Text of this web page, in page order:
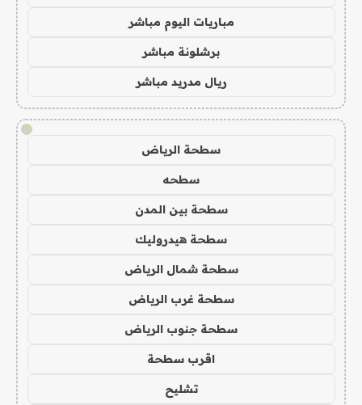
مباريات اليوم مباشر
برشلونة مباشر
ريال مدريد مباشر
!
سطحة الرياض
سطحه
سطحة بين المدن
سطحة هيدروليك
سطحة شمال الرياض
سطحة غرب الرياض
سطحة جنوب الرياض
اقرب سطحة
تشليح